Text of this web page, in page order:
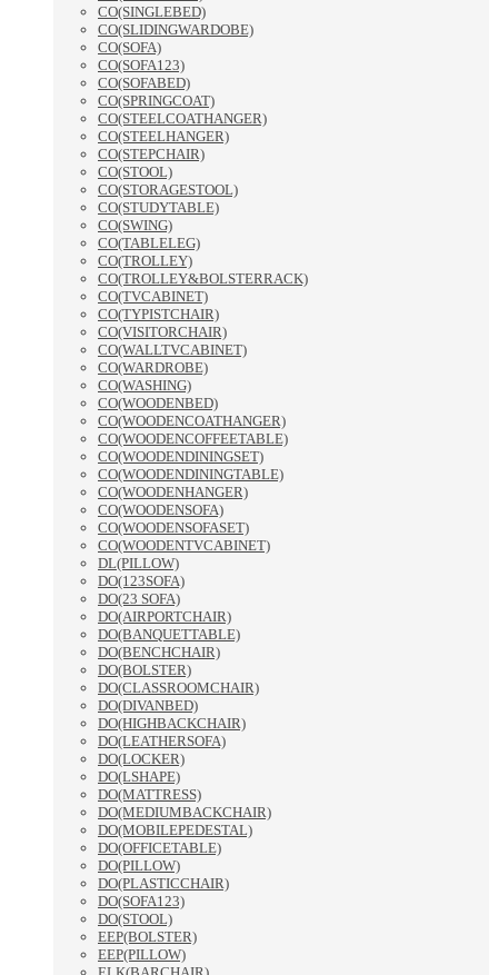
CO(SINGLEBED)
CO(SLIDINGWARDOBE)
CO(SOFA)
CO(SOFA123)
CO(SOFABED)
CO(SPRINGCOAT)
CO(STEELCOATHANGER)
CO(STEELHANGER)
CO(STEPCHAIR)
CO(STOOL)
CO(STORAGESTOOL)
CO(STUDYTABLE)
CO(SWING)
CO(TABLELEG)
CO(TROLLEY)
CO(TROLLEY&BOLSTERRACK)
CO(TVCABINET)
CO(TYPISTCHAIR)
CO(VISITORCHAIR)
CO(WALLTVCABINET)
CO(WARDROBE)
CO(WASHING)
CO(WOODENBED)
CO(WOODENCOATHANGER)
CO(WOODENCOFFEETABLE)
CO(WOODENDININGSET)
CO(WOODENDININGTABLE)
CO(WOODENHANGER)
CO(WOODENSOFA)
CO(WOODENSOFASET)
CO(WOODENTVCABINET)
DL(PILLOW)
DO(123SOFA)
DO(23 SOFA)
DO(AIRPORTCHAIR)
DO(BANQUETTABLE)
DO(BENCHCHAIR)
DO(BOLSTER)
DO(CLASSROOMCHAIR)
DO(DIVANBED)
DO(HIGHBACKCHAIR)
DO(LEATHERSOFA)
DO(LOCKER)
DO(LSHAPE)
DO(MATTRESS)
DO(MEDIUMBACKCHAIR)
DO(MOBILEPEDESTAL)
DO(OFFICETABLE)
DO(PILLOW)
DO(PLASTICCHAIR)
DO(SOFA123)
DO(STOOL)
EEP(BOLSTER)
EEP(PILLOW)